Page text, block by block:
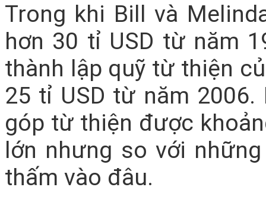
Trong khi Bill và
hơn 30 tỉ USD từ năm
thành lập quỹ từ thiện
25 tỉ USD từ năm
góp từ thiện được
lớn nhưng so với
thấm vào đâu.